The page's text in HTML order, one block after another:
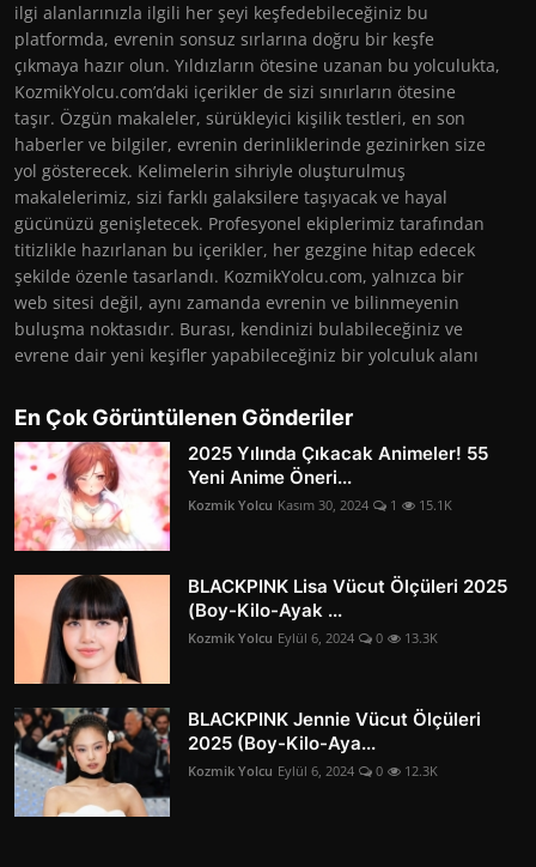
ilgi alanlarınızla ilgili her şeyi keşfedebileceğiniz bu
platformda, evrenin sonsuz sırlarına doğru bir keşfe
çıkmaya hazır olun. Yıldızların ötesine uzanan bu yolculukta,
KozmikYolcu.com’daki içerikler de sizi sınırların ötesine
taşır. Özgün makaleler, sürükleyici kişilik testleri, en son
haberler ve bilgiler, evrenin derinliklerinde gezinirken size
yol gösterecek. Kelimelerin sihriyle oluşturulmuş
makalelerimiz, sizi farklı galaksilere taşıyacak ve hayal
gücünüzü genişletecek. Profesyonel ekiplerimiz tarafından
titizlikle hazırlanan bu içerikler, her gezgine hitap edecek
şekilde özenle tasarlandı. KozmikYolcu.com, yalnızca bir
web sitesi değil, aynı zamanda evrenin ve bilinmeyenin
buluşma noktasıdır. Burası, kendinizi bulabileceğiniz ve
evrene dair yeni keşifler yapabileceğiniz bir yolculuk alanı
En Çok Görüntülenen Gönderiler
2025 Yılında Çıkacak Animeler! 55
Yeni Anime Öneri...
Kozmik Yolcu Kasım 30, 2024 1 15.1K
BLACKPINK Lisa Vücut Ölçüleri 2025
(Boy-Kilo-Ayak ...
Kozmik Yolcu Eylül 6, 2024 0 13.3K
BLACKPINK Jennie Vücut Ölçüleri
2025 (Boy-Kilo-Aya...
Kozmik Yolcu Eylül 6, 2024 0 12.3K